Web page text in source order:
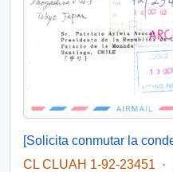
CL CLUAH 1-92-23451
·